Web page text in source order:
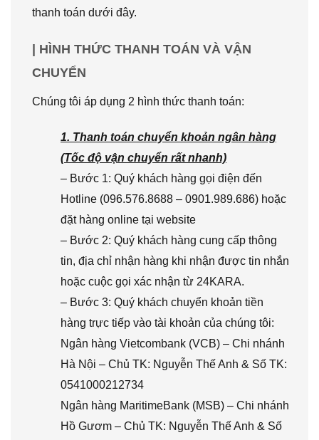
thanh toán dưới đây.
| HÌNH THỨC THANH TOÁN VÀ VẬN
CHUYỂN
Chúng tôi áp dụng 2 hình thức thanh toán:
1. Thanh toán chuyển khoản ngân hàng
(Tốc độ vận chuyển rất nhanh)
– Bước 1: Quý khách hàng gọi điện đến
Hotline (096.576.8688 – 0901.989.686) hoặc
đặt hàng online tại website
– Bước 2: Quý khách hàng cung cấp thông
tin, địa chỉ nhận hàng khi nhận được tin nhắn
hoặc cuộc gọi xác nhận từ 24KARA.
– Bước 3: Quý khách chuyển khoản tiền
hàng trực tiếp vào tài khoản của chúng tôi:
Ngân hàng Vietcombank (VCB) – Chi nhánh
Hà Nội – Chủ TK: Nguyễn Thế Anh & Số TK:
0541000212734
Ngân hàng MaritimeBank (MSB) – Chi nhánh
Hồ Gươm – Chủ TK: Nguyễn Thế Anh & Số